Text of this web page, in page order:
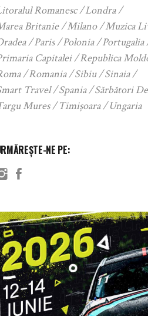
Romanesc
Londra
Britanie
Milano
Muzica
Paris Polonia
Portugalia
Capitalei
Republica
Romania Sibiu
Sinaia
Travel
Spania
Sărbători
Mures
Timișoara Ungaria
NE PE: